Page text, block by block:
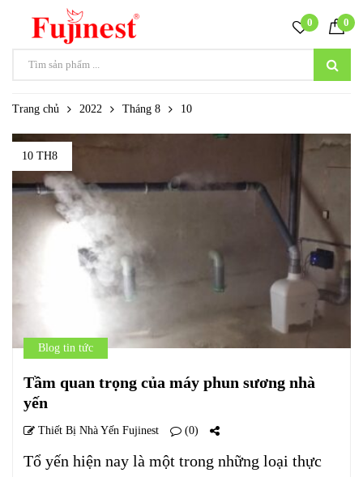
0 0
Trang chủ 2022 Tháng 8 10
10 TH8
Blog tin tức
Tầm quan trọng của máy phun sương nhà
yến
Thiết Bị Nhà Yến Fujinest (0)
Tổ yến hiện nay là một trong những loại thực